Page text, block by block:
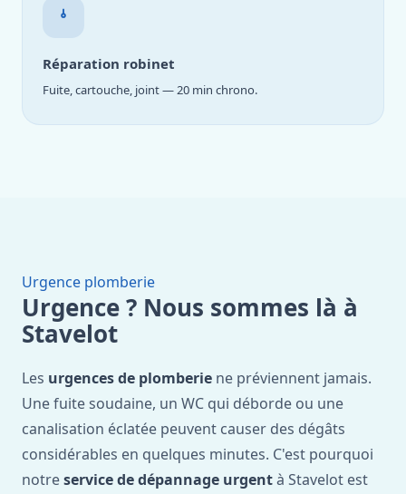
Réparation robinet
Fuite, cartouche, joint — 20 min chrono.
Urgence plomberie
Urgence ? Nous sommes là à
Stavelot
Les urgences de plomberie ne préviennent jamais.
Une fuite soudaine, un WC qui déborde ou une
canalisation éclatée peuvent causer des dégâts
considérables en quelques minutes. C'est pourquoi
notreservice de dépannage urgentà Stavelot est